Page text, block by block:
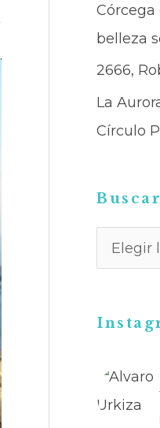
Córcega
belleza
2666,
La
Círculo
a
r
p
o
r
a
r